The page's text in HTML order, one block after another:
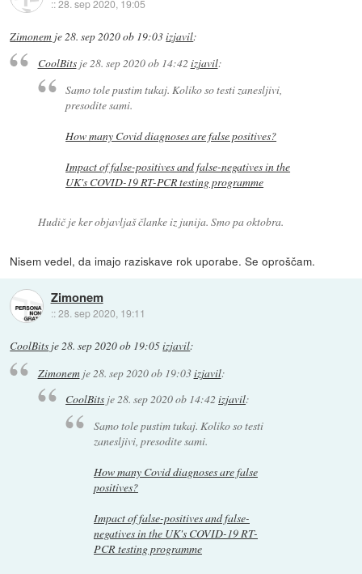
::28. sep 2020, 19:05
Zimonem je28. sep 2020 ob 19:03izjavil:
CoolBitsje28. sep 2020 ob 14:42 izjavil:
Samo tole pustim tukaj. Koliko so testi zanesljivi,
presodite sami.
How many Covid diagnoses are false positives?
Impact of false-positives and false-negatives in the
UK's COVID-19 RT-PCR testing programme
Hudič je ker objavljaš članke iz junija. Smo pa oktobra.
Nisem vedel, da imajo raziskave rok uporabe. Se oproščam.
Zimonem
::28. sep 2020, 19:11
CoolBits je28. sep 2020 ob 19:05izjavil:
Zimonemje 28. sep 2020 ob 19:03izjavil:
CoolBits je28. sep 2020 ob 14:42izjavil:
Samo tole pustim tukaj. Koliko so testi
zanesljivi, presodite sami.
How many Covid diagnoses are false
positives?
Impact of false-positives and false-
negatives in the UK's COVID-19 RT-
PCR testing programme